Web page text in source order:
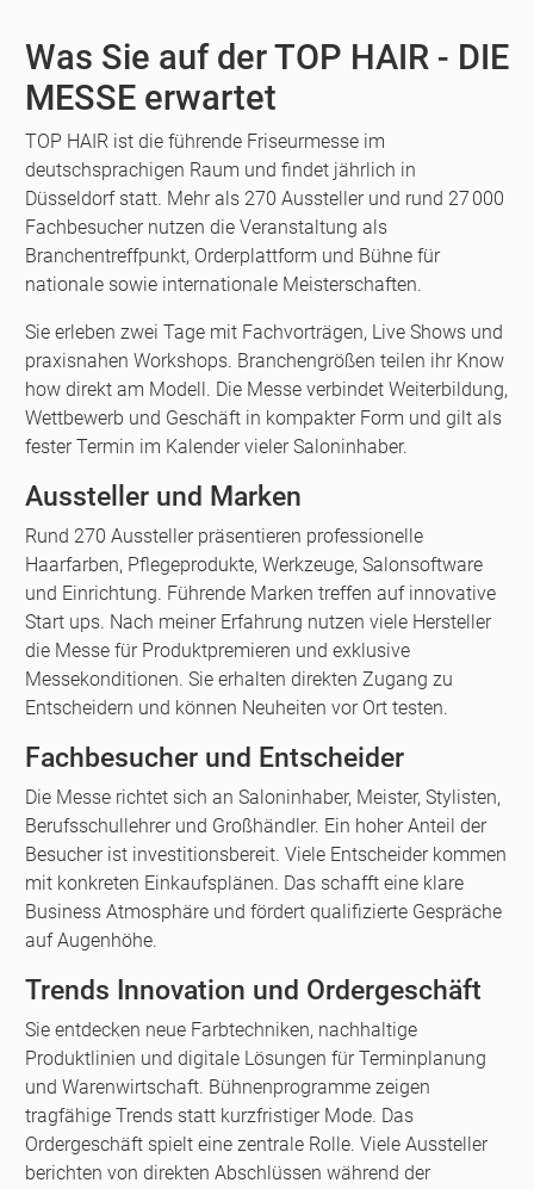
Was Sie auf der TOP HAIR - DIE
MESSE erwartet
TOP HAIR ist die führende Friseurmesse im
deutschsprachigen Raum und findet jährlich in
Düsseldorf statt. Mehr als 270 Aussteller und rund 27 000
Fachbesucher nutzen die Veranstaltung als
Branchentreffpunkt, Orderplattform und Bühne für
nationale sowie internationale Meisterschaften.
Sie erleben zwei Tage mit Fachvorträgen, Live Shows und
praxisnahen Workshops. Branchengrößen teilen ihr Know
how direkt am Modell. Die Messe verbindet Weiterbildung,
Wettbewerb und Geschäft in kompakter Form und gilt als
fester Termin im Kalender vieler Saloninhaber.
Aussteller und Marken
Rund 270 Aussteller präsentieren professionelle
Haarfarben, Pflegeprodukte, Werkzeuge, Salonsoftware
und Einrichtung. Führende Marken treffen auf innovative
Start ups. Nach meiner Erfahrung nutzen viele Hersteller
die Messe für Produktpremieren und exklusive
Messekonditionen. Sie erhalten direkten Zugang zu
Entscheidern und können Neuheiten vor Ort testen.
Fachbesucher und Entscheider
Die Messe richtet sich an Saloninhaber, Meister, Stylisten,
Berufsschullehrer und Großhändler. Ein hoher Anteil der
Besucher ist investitionsbereit. Viele Entscheider kommen
mit konkreten Einkaufsplänen. Das schafft eine klare
Business Atmosphäre und fördert qualifizierte Gespräche
auf Augenhöhe.
Trends Innovation und Ordergeschäft
Sie entdecken neue Farbtechniken, nachhaltige
Produktlinien und digitale Lösungen für Terminplanung
und Warenwirtschaft. Bühnenprogramme zeigen
tragfähige Trends statt kurzfristiger Mode. Das
Ordergeschäft spielt eine zentrale Rolle. Viele Aussteller
berichten von direkten Abschlüssen während der